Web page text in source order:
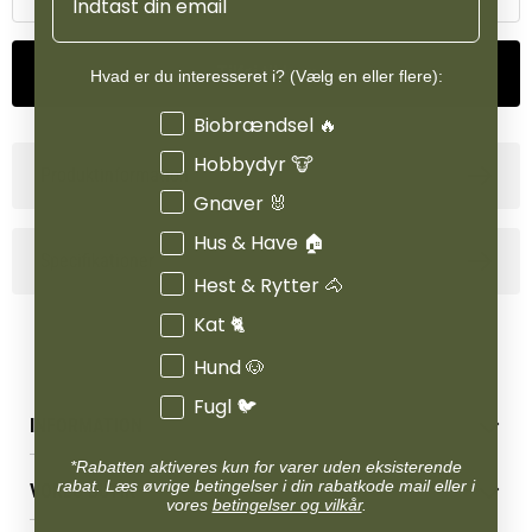
understøtter kroppens fedtforbrænding samt energiomsætning.
Opskriften er helt fri for hvede, majs, sojaprotein og
mælkeprodukter og giver en sund og afbalanceret ernæring.
Tilføj til kurv
Produktinformation
INFORMATION
Betingelser & vilkår
Reklamations- & fortrydelsesret
Levering & afhentning
VORES BUTIK
Hvad er du interesseret i? (Vælg en eller flere):
Interesser
Biobrændsel 🔥
Hobbydyr 🐮
Gnaver 🐰
Hus & Have 🏠
Hest & Rytter 🐴
Kat 🐈
Hund 🐶
Fugl 🐦
*Rabatten aktiveres kun for varer uden eksisterende
rabat. Læs øvrige betingelser i din rabatkode mail eller i
vores betingelser og vilkår.